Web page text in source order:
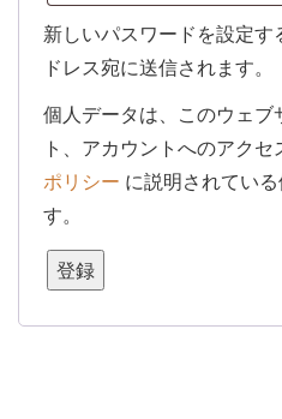
新しいパスワードを設定
ドレス宛に送信されます。
個人データは、このウェ
ト、アカウントへのアクセ
ポリシー に説明されてい
す。
登録